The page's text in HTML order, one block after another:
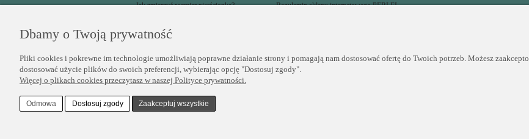
Jak zmierzyć rozmiar pierścionka?
Regulamin sklepu internetowego PERLEI
Dbamy o Twoją prywatność
Pliki cookies i pokrewne im technologie umożliwiają poprawne działanie strony i pomagają nam dostosować ofertę do Twoich potrzeb. Możesz
dostosować użycie plików do swoich preferencji, wybierając opcję "Dostosuj zgody".
Więcej o plikach cookies przeczytasz w naszej Polityce prywatności.
Odmowa Dostosuj zgody Zaakceptuj wszystkie